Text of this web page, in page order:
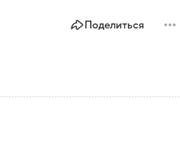
Поделиться